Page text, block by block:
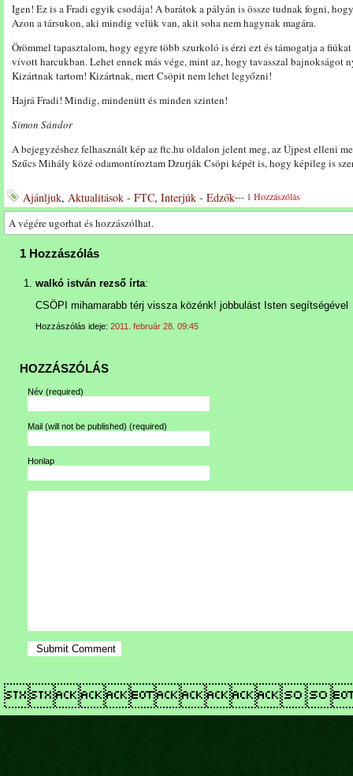
Igen! Ez is a Fradi egyik csodája! A barátok a pályán is össze tudnak fogni,
Azon a társukon, aki mindig velük van, akit soha nem hagynak magára.
Örömmel tapasztalom, hogy egyre több szurkoló is érzi ezt és támogatja a
vívott harcukban. Lehet ennek más vége, mint az, hogy tavasszal bajnokságot
Kizártnak tartom! Kizártnak, mert Csöpit nem lehet legyőzni!
Hajrá Fradi! Mindig, mindenütt és minden szinten!
Simon Sándor
A bejegyzéshez felhasznált kép az ftc.hu oldalon jelent meg, az Újpest elleni
Szűcs Mihály közé odamontíroztam Dzurják Csöpi képét is, hogy képileg is
Ajánljuk, Aktualitások - FTC, Interjúk - Edzők--- 1 Hozzászólás
A végére ugorhat és hozzászólhat.
1 Hozzászólás
walkó istván rezső írta:
CSÖPI mihamarabb térj vissza közénk! jobbulást Isten segítségével
Hozzászólás ideje: 2011. február 28. 09:45
HOZZÁSZÓLÁS
Név (required)
Mail (will not be published) (required)
Honlap